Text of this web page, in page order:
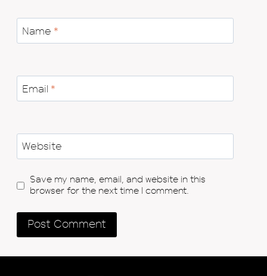
Name *
Email *
Website
Save my name, email, and website in this
browser for the next time I comment.